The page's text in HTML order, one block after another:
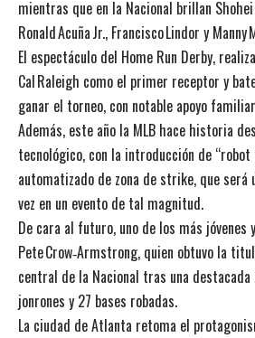
mientras que en la Nacional brillan
Ronald Acuña Jr., Francisco Lindor y Manny
El espectáculo del Home Run Derby,
Cal Raleigh como el primer receptor y
ganar el torneo, con notable apoyo
Además, este año la MLB hace historia
tecnológico, con la introducción de
automatizado de zona de strike, que
vez en un evento de tal magnitud.
De cara al futuro, uno de los más jóvenes
Pete Crow‑Armstrong, quien obtuvo la
central de la Nacional tras una destacada
jonrones y 27 bases robadas.
La ciudad de Atlanta retoma el